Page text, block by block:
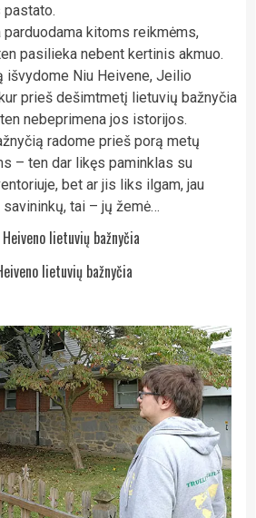
pastato.
parduodama kitoms reikmėms,
pasilieka nebent kertinis akmuo.
išvydome Niu Heivene, Jeilio
prieš dešimtmetį lietuvių bažnyčia
nebeprimena jos istorijos.
radome prieš porą metų
– ten dar likęs paminklas su
bet ar jis liks ilgam, jau
tai – jų žemė…
lietuvių bažnyčia